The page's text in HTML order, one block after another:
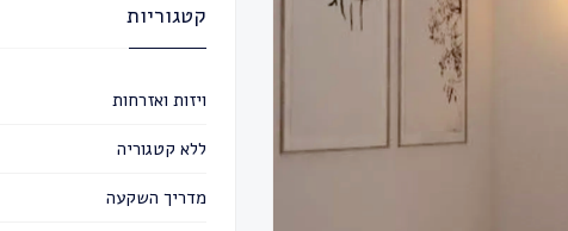
קטגוריות
ויזות ואזרחות
ללא קטגוריה
מדריך השקעה